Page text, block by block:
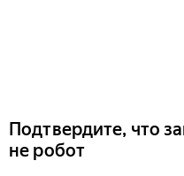
Подтвердите, что
не робот